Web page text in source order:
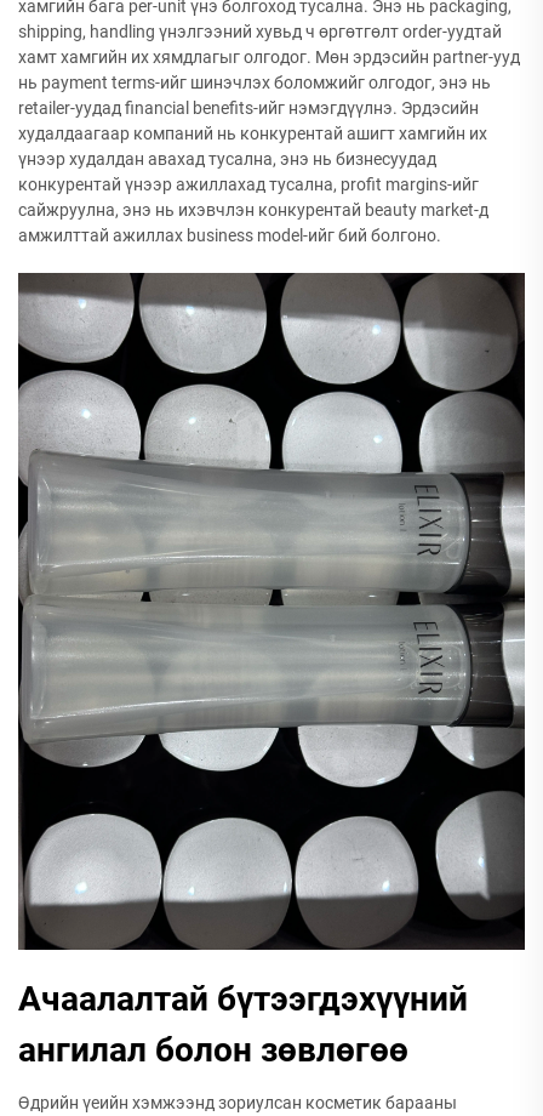
хамгийн бага per-unit үнэ болгоход тусална. Энэ нь packaging,
shipping, handling үнэлгээний хувьд ч өргөтгөлт order-уудтай
хамт хамгийн их хямдлагыг олгодог. Мөн эрдэсийн partner-ууд
нь payment terms-ийг шинэчлэх боломжийг олгодог, энэ нь
retailer-уудад financial benefits-ийг нэмэгдүүлнэ. Эрдэсийн
худалдаагаар компаний нь конкурентай ашигт хамгийн их
үнээр худалдан авахад тусална, энэ нь бизнесуудад
конкурентай үнээр ажиллахад тусална, profit margins-ийг
сайжруулна, энэ нь ихэвчлэн конкурентай beauty market-д
амжилттай ажиллах business model-ийг бий болгоно.
Ачаалалтай бүтээгдэхүүний
ангилал болон зөвлөгөө
Өдрийн үеийн хэмжээнд зориулсан косметик барааны